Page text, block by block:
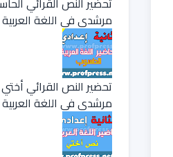
مرشدي في اللغة العربية
تحضير النص القرائي
مرشدي في اللغة العربية